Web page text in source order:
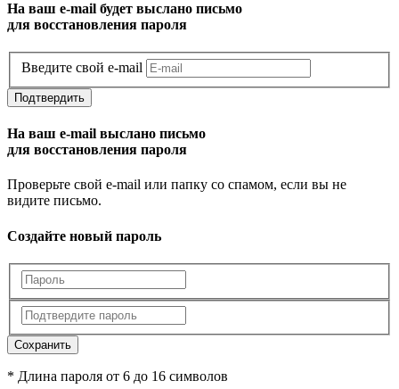
На ваш e-mail будет выслано письмо
для восстановления пароля
Введите свой e-mail
Подтвердить
На ваш e-mail выслано письмо
для восстановления пароля
Проверьте свой e-mail или папку со спамом, если вы не
видите письмо.
Создайте новый пароль
Сохранить
* Длина пароля от 6 до 16 символов